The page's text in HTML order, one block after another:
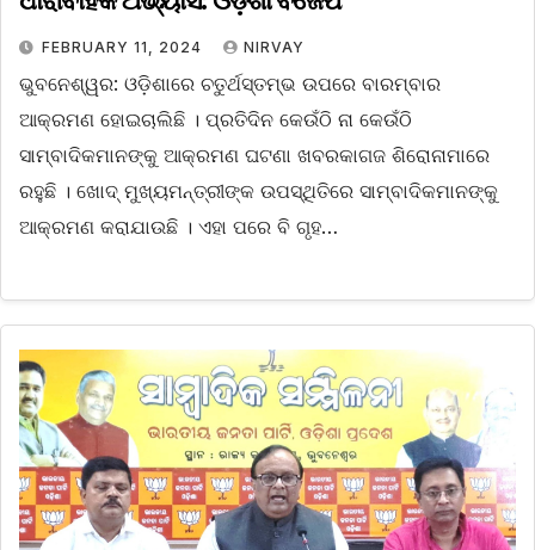
FEBRUARY 11, 2024 NIRVAY
ଭୁବନେଶ୍ୱର: ଓଡ଼ିଶାରେ ଚତୁର୍ଥସ୍ତମ୍ଭ ଉପରେ ବାରମ୍ବାର
ଆକ୍ରମଣ ହୋଇଚାଲିଛି । ପ୍ରତିଦିନ କେଉଁଠି ନା କେଉଁଠି
ସାମ୍ବାଦିକମାନଙ୍କୁ ଆକ୍ରମଣ ଘଟଣା ଖବରକାଗଜ ଶିରୋନାମାରେ
ରହୁଛି । ଖୋଦ୍ ମୁଖ୍ୟମନ୍ତ୍ରୀଙ୍କ ଉପସ୍ଥିତିରେ ସାମ୍ବାଦିକମାନଙ୍କୁ
ଆକ୍ରମଣ କରାଯାଉଛି । ଏହା ପରେ ବି ଗୃହ…